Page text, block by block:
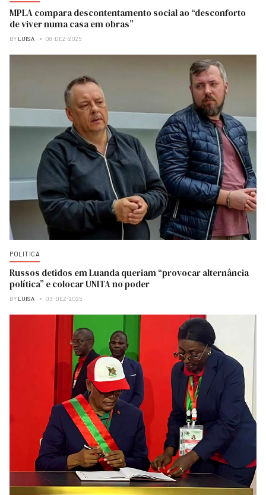
MPLA compara descontentamento social ao “desconforto
de viver numa casa em obras”
BY LUISA 08-DEZ-2025
POLITICA
Russos detidos em Luanda queriam “provocar alternância
política” e colocar UNITA no poder
BY LUISA 03-DEZ-2025